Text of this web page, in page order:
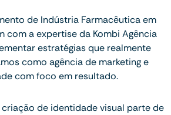
de Indústria Farmacêutica em
com a expertise da Kombi Agência
estratégias que realmente
como agência de marketing e
com foco em resultado.
de identidade visual parte de